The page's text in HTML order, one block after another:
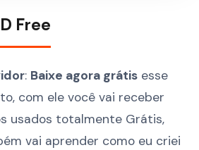
Free
: Baixe agora grátis esse
com ele você vai receber
usados totalmente Grátis,
vai aprender como eu criei